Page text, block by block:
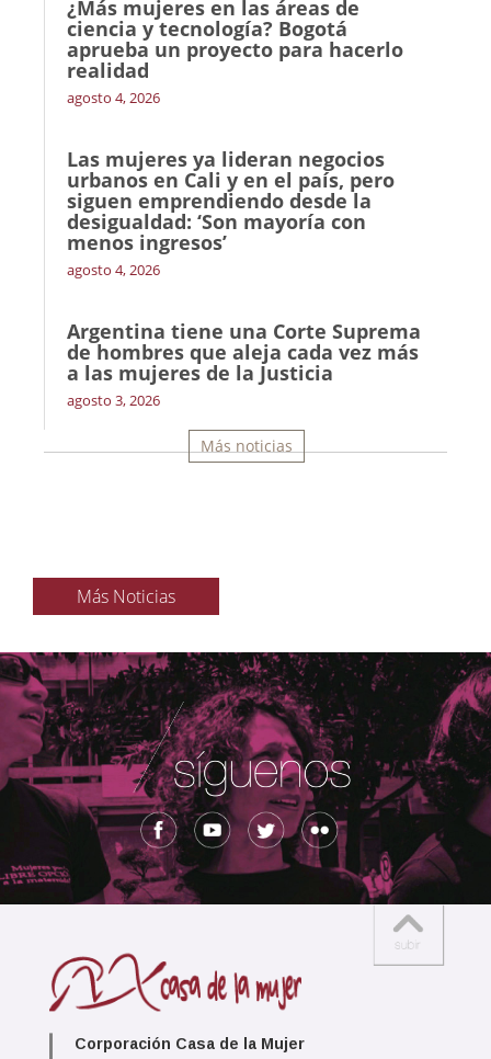
¿Más mujeres en las áreas de
ciencia y tecnología? Bogotá
aprueba un proyecto para hacerlo
realidad
agosto 4, 2026
Las mujeres ya lideran negocios
urbanos en Cali y en el país, pero
siguen emprendiendo desde la
desigualdad: ‘Son mayoría con
menos ingresos’
agosto 4, 2026
Argentina tiene una Corte Suprema
de hombres que aleja cada vez más
a las mujeres de la Justicia
agosto 3, 2026
Más noticias
Más Noticias
Corporación Casa de la Mujer